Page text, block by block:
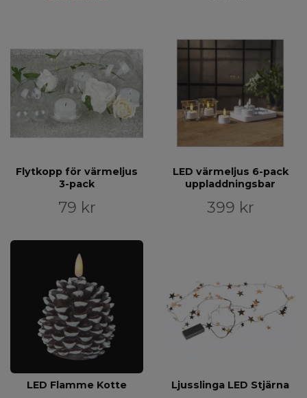
Flytkopp för värmeljus
3-pack
79 kr
LED värmeljus 6-pack
uppladdningsbar
399 kr
LED Flamme Kotte Ljusslinga LED Stjärna